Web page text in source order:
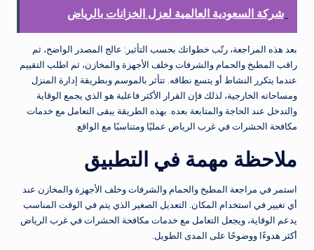
شركة السعودية العالمية لعزل الخزانات بالرياض
بعد هذه المراجعة، رتّب خطواتك بحسب التأثير: عالج المصدر الواضح، ثم
راقب المطبخ والحمام والشرفات وخلف الأجهزة والمخازن، ثم اطلب التقييم
عندما يتكرر النشاط أو يتسع نطاقه. تتأثر بالموسم وبطريقة إدارة المنزل
ومساحاته الخارجية، لذلك فإن القرار الأكثر فاعلية هو الذي يجمع الوقاية
والتدخل عند الحاجة والمتابعة بعده. بهذه الطريقة يبقى التعامل مع خدمات
مكافحة الحشرات في غرب الرياض عمليًا ومتناسبًا مع الواقع.
ملاحظة مهمة في التطبيق
استمر في مراجعة المطبخ والحمام والشرفات وخلف الأجهزة والمخازن عند
أي تغيير في استخدام المكان. التعديل الصغير الذي يتم في الوقت المناسب
يدعم الوقاية، ويجعل التعامل مع خدمات مكافحة الحشرات في غرب الرياض
أكثر هدوءًا ووضوحًا على المدى الطويل.